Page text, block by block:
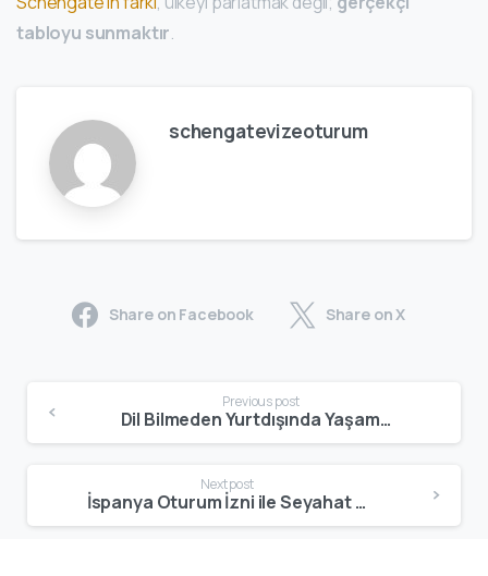
tabloyu sunmaktır.
schengatevizeoturum
Share on Facebook Share on X
Previous post
Dil Bilmeden Yurtdışında Yaşamak: İspanya | Gerçekçi Bir Değerlendirme
Next post
İspanya Oturum İzni ile Seyahat | Hangi Ülkelere Gidilir?